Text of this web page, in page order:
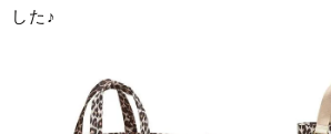
した♪